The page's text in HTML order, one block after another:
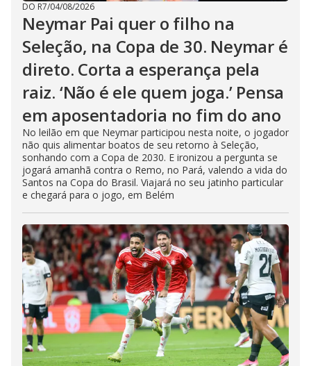
DO R7/04/08/2026
Neymar Pai quer o filho na
Seleção, na Copa de 30. Neymar é
direto. Corta a esperança pela
raiz. ‘Não é ele quem joga.’ Pensa
em aposentadoria no fim do ano
No leilão em que Neymar participou nesta noite, o jogador
não quis alimentar boatos de seu retorno à Seleção,
sonhando com a Copa de 2030. E ironizou a pergunta se
jogará amanhã contra o Remo, no Pará, valendo a vida do
Santos na Copa do Brasil. Viajará no seu jatinho particular
e chegará para o jogo, em Belém